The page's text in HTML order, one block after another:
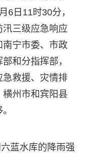
6日11时30分，
三级应急响应
宁市委、市政
和分指挥部，
急救援、灾情排
州市和宾阳县
蓝水库的降雨强